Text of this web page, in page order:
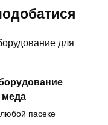
меда
пасеке